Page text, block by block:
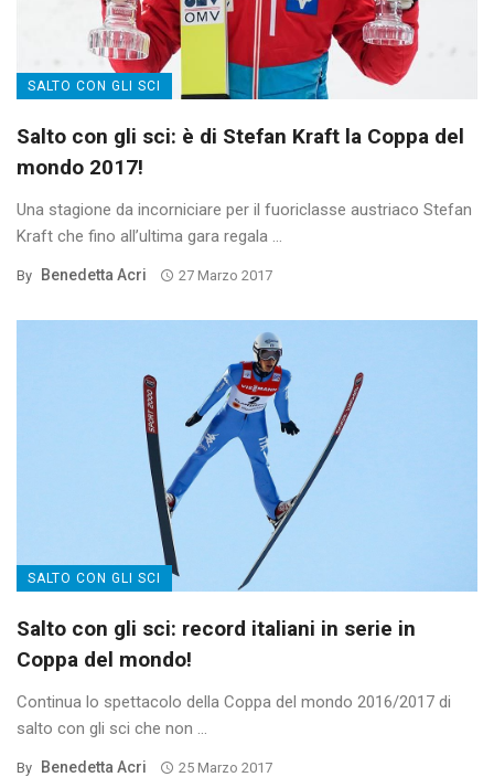
SALTO CON GLI SCI
Salto con gli sci: è di Stefan Kraft la Coppa del
mondo 2017!
Una stagione da incorniciare per il fuoriclasse austriaco Stefan
Kraft che fino all’ultima gara regala ...
By Benedetta Acri 27 Marzo 2017
SALTO CON GLI SCI
Salto con gli sci: record italiani in serie in
Coppa del mondo!
Continua lo spettacolo della Coppa del mondo 2016/2017 di
salto con gli sci che non ...
By Benedetta Acri 25 Marzo 2017